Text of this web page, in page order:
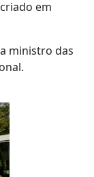
em
ministro das